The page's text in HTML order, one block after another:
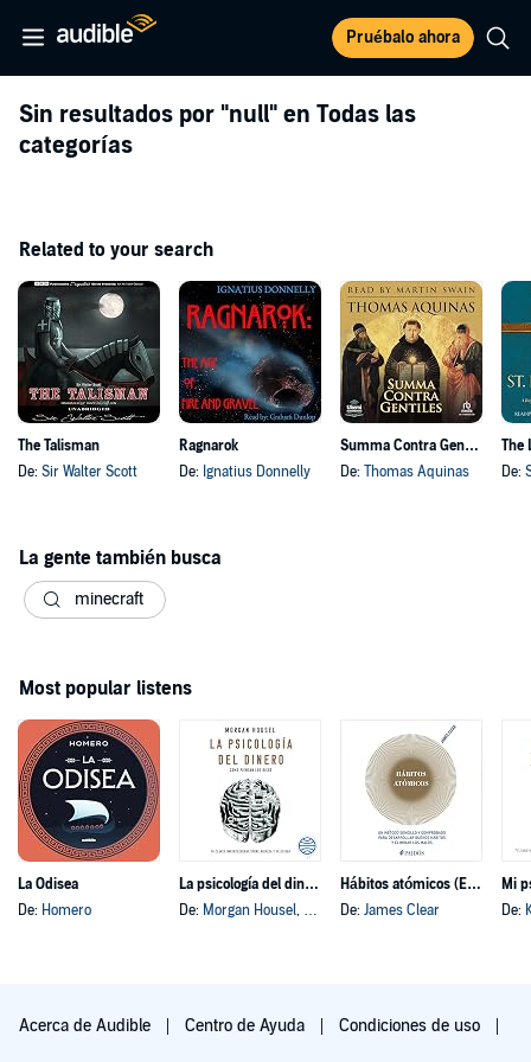
Pruébalo ahora
Sin resultados por "null" en Todas las
categorías
Related to your search
The Talisman
De: Sir Walter Scott
Ragnarok
De: Ignatius Donnelly
Summa Contra Gentiles
De:
Thomas Aquinas De:
La gente también busca
minecraft
Most popular listens
La Odisea
De: Homero
La psicología del dinero
De: Morgan Housel, y otros
Hábitos atómicos (Español neutro)
De: James Clear
Mi
De:
Acerca de Audible Centro de Ayuda Condiciones de uso